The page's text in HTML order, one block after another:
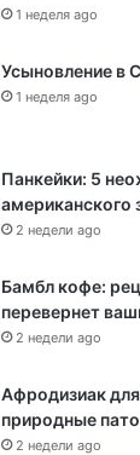
1 неделя ago
Усыновление в
1 неделя ago
Панкейки: 5
американского
2 недели ago
Бамбл кофе:
перевернет
2 недели ago
Афродизиак
природные
2 недели ago